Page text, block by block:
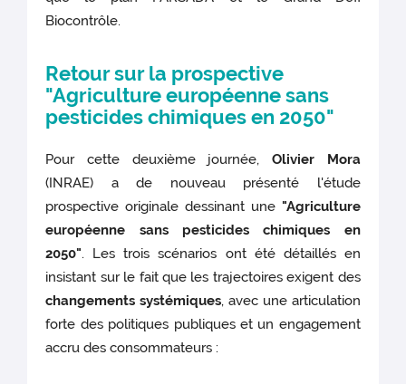
Biocontrôle.
Retour sur la prospective
"Agriculture européenne sans
pesticides chimiques en 2050"
Pour cette deuxième journée,Olivier Mora
(INRAE) a de nouveau présenté l'étude
prospective originale dessinant une "Agriculture
européenne sans pesticides chimiques en
2050". Les trois scénarios ont été détaillés en
insistant sur le fait que les trajectoires exigent des
changements systémiques, avec une articulation
forte des politiques publiques et un engagement
accru des consommateurs :